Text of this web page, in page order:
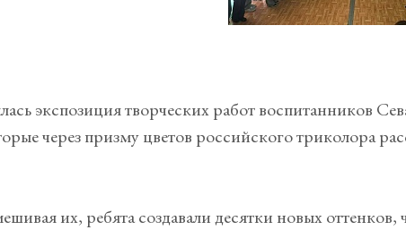
экспозиция творческих работ воспитанников
через призму цветов российского триколора
их, ребята создавали десятки новых оттенков,